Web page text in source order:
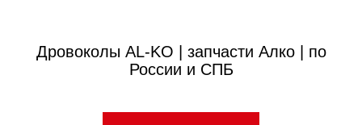
Дровоколы AL-KO | запчасти Алко | по
России и СПБ